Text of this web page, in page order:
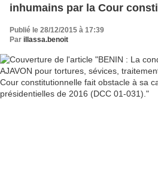
inhumains par la Cour
obstacle à sa candidature
2016 (DCC 01-031).
Publié le 28/12/2015 à 17:39
Par illassa.benoit